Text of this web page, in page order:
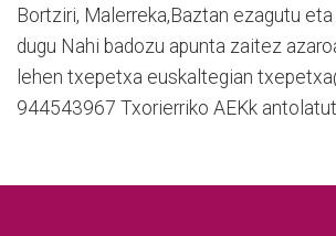
Bortziri, Malerreka,Baztan ezagutu
dugu Nahi badozu apunta zaitez
lehen txepetxa euskaltegian
944543967 Txorierriko AEKk